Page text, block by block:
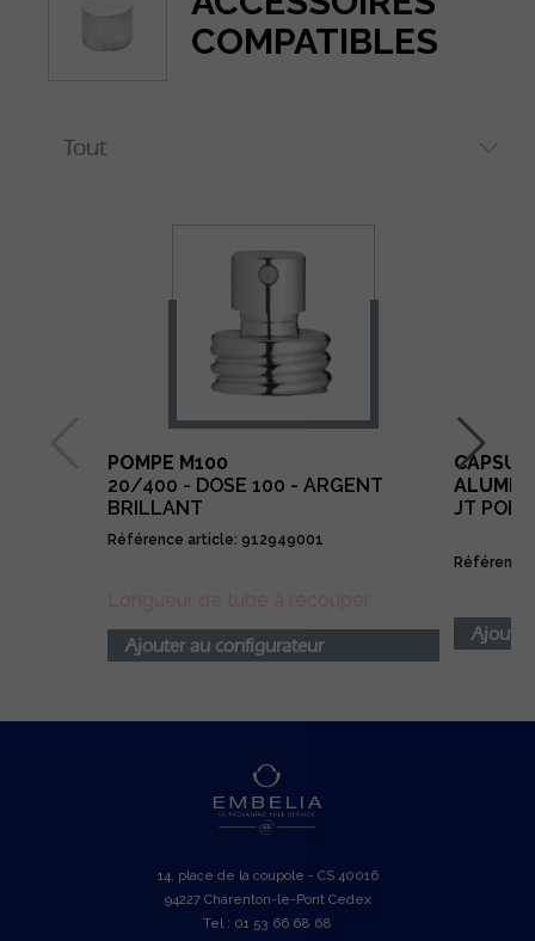
COMPATIBLES
POMPE M100
20/400 - DOSE 100 - ARGENT
BRILLANT
Référence article: 912949001
Ajouter au configurateur
JT
Référence
14, place de la coupole - CS 40016
94227 Charenton-le-Pont Cedex
Tel : 01 53 66 68 68